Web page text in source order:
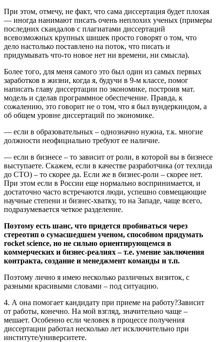
При этом, отмечу, не факт, что сама диссертация будет плохая
— иногда нанимают писать очень неплохих ученых (примеры
последних скандалов с плагиатами диссертаций
всевозможных крупных шишек просто говорят о том, что
дело настолько поставлено на поток, что писать и
придумывать что-то новое нет ни времени, ни смысла).
Более того, для меня самого это был один из самых первых
заработков в жизни, когда я, будучи в 9-м классе, помог
написать главу диссертации по экономике, построив мат.
модель и сделав программное обеспечение. Правда, к
сожалению, это говорит не о том, что я был вундеркиндом, а
об общем уровне диссертаций по экономике.
— eсли в образовательных – однозначно нужна, т.к. многие
должности неофициально требуют ее наличие.
— eсли в бизнесе – то зависит от роли, в которой вы в бизнесе
выступаете. Скажем, если в качестве разработчика (от техлида
до CTO) – то скорее да. Если же в бизнес-роли – скорее нет.
При этом если в России еще нормально воспринимается, и
достаточно часто встречаются люди, успешно совмещающие
научные степени и бизнес-хватку, то на Западе, чаще всего,
подразумевается четкое разделение.
Поэтому есть шанс, что придется пробиваться через
стереотип о сумасшедшем ученом, способном придумать
rocket science, но не сильно ориентирующемся в
коммерческих и бизнес-реалиях – т.е. умение заключения
контракта, создание и менеджмент команды и т.п.
Поэтому лично я имею несколько различных визиток, с
разными красивыми словами – под ситуацию.
4. А она помогает кандидату при приеме на работу?Зависит
от работы, конечно. На мой взгляд, значительно чаще –
мешает. Особенно если человек в процессе получения
диссертации работал несколько лет исключительно при
институте/университете.